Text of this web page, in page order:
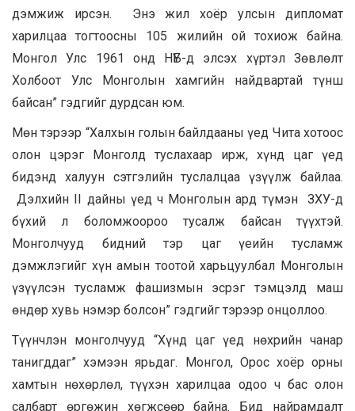
дэмжиж ирсэн. Энэ жил хоёр улсын дипломат
харилцаа тогтоосны 105 жилийн ой тохиож байна.
Монгол Улс 1961 онд НҮБ-д элсэх хүртэл Зөвлөлт
Холбоот Улс Монголын хамгийн найдвартай түнш
байсан” гэдгийг дурдсан юм.
Мөн тэрээр “Халхын голын байлдааны үед Чита хотоос
олон цэрэг Монголд туслахаар ирж, хүнд цаг үед
бидэнд халуун сэтгэлийн туслалцаа үзүүлж байлаа.
Дэлхийн II дайны үед ч Монголын ард түмэн ЗХУ-д
бүхий л боломжоороо тусалж байсан түүхтэй.
Монголчууд бидний тэр цаг үеийн тусламж
дэмжлэгийг хүн амын тоотой харьцуулбал Монголын
үзүүлсэн тусламж фашизмын эсрэг тэмцэлд маш
өндөр хувь нэмэр болсон” гэдгийг тэрээр онцоллоо.
Түүнчлэн монголчууд “Хүнд цаг үед нөхрийн чанар
танигддаг” хэмээн ярьдаг. Монгол, Орос хоёр орны
хамтын нөхөрлөл, түүхэн харилцаа одоо ч бас олон
салбарт өргөжин хөгжсөөр байна. Бид найрамдалт